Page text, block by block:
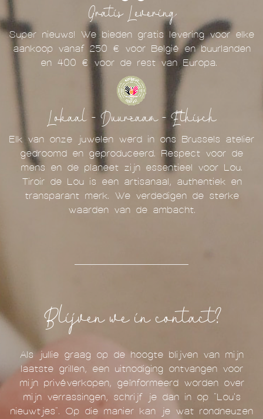
Gratis Levering
Super nieuws! We bieden gratis levering voor elke
aankoop vanaf 250 € voor België en buurlanden
en 400 € voor de rest van Europa.
Lokaal - Duurzaam - Ethisch
Elk van onze juwelen werd in ons Brussels atelier
gedroomd en geproduceerd. Respect voor de
mens en de planeet zijn essentieel voor Lou.
Tiroir de Lou is een artisanaal, authentiek en
transparant merk. We verdedigen de sterke
waarden van de ambacht.
Blijven we in contact?
Als jullie graag op de hoogte blijven van mijn
laatste grillen, een uitnodiging ontvangen voor
mijn privéverkopen, geïnformeerd worden over
mijn verrassingen, schrijf je dan in op "Lou's
nieuwtjes". Op die manier kan je wat rondneuzen